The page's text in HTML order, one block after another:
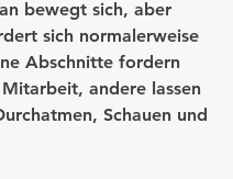
bewegt sich, aber
sich normalerweise
Abschnitte fordern
andere lassen
Schauen und